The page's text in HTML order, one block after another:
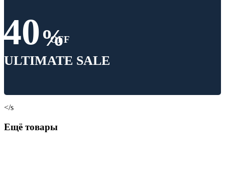
40%
OFF
ULTIMATE SALE
</s
Ещё товары